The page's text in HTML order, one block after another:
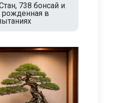
738 бонсай и
рожденная в